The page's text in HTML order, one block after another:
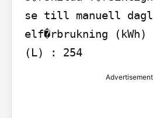
se till manuell
elf�rbrukning (kWh)
(L) : 254